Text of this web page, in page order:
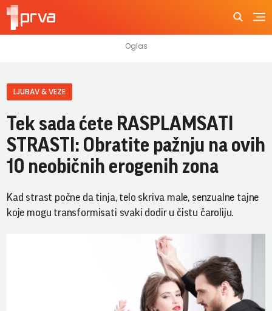
LJUBAV & VEZE
Tek sada ćete RASPLAMSATI
STRASTI: Obratite pažnju na ovih
10 neobičnih erogenih zona
Kad strast počne da tinja, telo skriva male, senzualne tajne
koje mogu transformisati svaki dodir u čistu čaroliju.